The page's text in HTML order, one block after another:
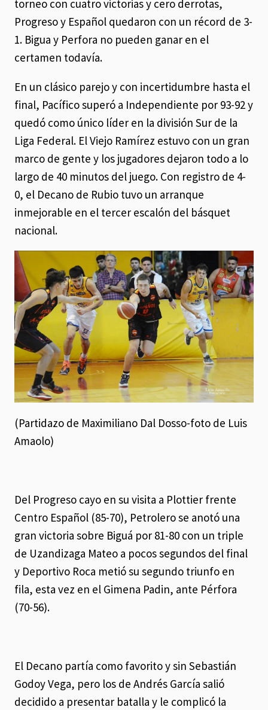
torneo con cuatro victorias y cero derrotas,
Progreso y Español quedaron con un récord de 3-
1. Bigua y Perfora no pueden ganar en el
certamen todavía.
En un clásico parejo y con incertidumbre hasta el
final, Pacífico superó a Independiente por 93-92 y
quedó como único líder en la división Sur de la
Liga Federal. El Viejo Ramírez estuvo con un gran
marco de gente y los jugadores dejaron todo a lo
largo de 40 minutos del juego. Con registro de 4-
0, el Decano de Rubio tuvo un arranque
inmejorable en el tercer escalón del básquet
nacional.
(Partidazo de Maximiliano Dal Dosso-foto de Luis
Amaolo)
Del Progreso cayo en su visita a Plottier frente
Centro Español (85-70), Petrolero se anotó una
gran victoria sobre Biguá por 81-80 con un triple
de Uzandizaga Mateo a pocos segundos del final
y Deportivo Roca metió su segundo triunfo en
fila, esta vez en el Gimena Padin, ante Pérfora
(70-56).
El Decano partía como favorito y sin Sebastián
Godoy Vega, pero los de Andrés García salió
decidido a presentar batalla y le complicó la